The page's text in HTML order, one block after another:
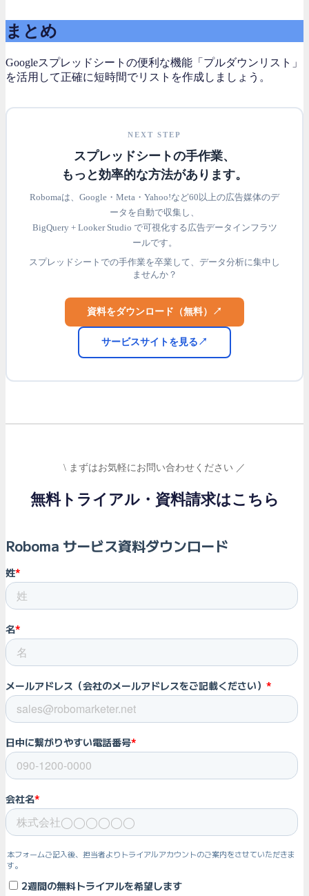
まとめ
Googleスプレッドシートの便利な機能「プルダウンリスト」
を活用して正確に短時間でリストを作成しましょう。
NEXT STEP
スプレッドシートの手作業、
もっと効率的な方法があります。
Robomaは、Google・Meta・Yahoo!など60以上の広告媒体のデ
ータを自動で収集し、
BigQuery + Looker Studio で可視化する広告データインフラツ
ールです。
スプレッドシートでの手作業を卒業して、データ分析に集中し
ませんか？
資料をダウンロード（無料）↗
サービスサイトを見る↗
\ まずはお気軽にお問い合わせください ／
無料トライアル・資料請求はこちら